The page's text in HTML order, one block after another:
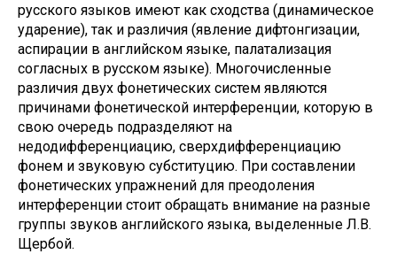
русского языков имеют как сходства (динамическое
ударение), так и различия (явление дифтонгизации,
аспирации в английском языке, палатализация
согласных в русском языке). Многочисленные
различия двух фонетических систем являются
причинами фонетической интерференции, которую в
свою очередь подразделяют на
недодифференциацию, сверхдифференциацию
фонем и звуковую субституцию. При составлении
фонетических упражнений для преодоления
интерференции стоит обращать внимание на разные
группы звуков английского языка, выделенные Л.В.
Щербой.